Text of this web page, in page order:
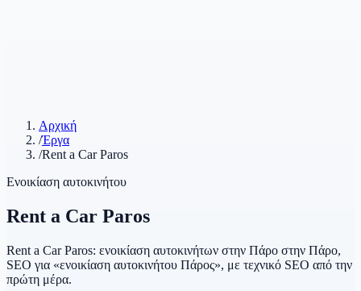
Αρχική
/Έργα
/Rent a Car Paros
Ενοικίαση αυτοκινήτου
Rent a Car Paros
Rent a Car Paros: ενοικίαση αυτοκινήτων στην Πάρο στην Πάρο,
SEO για «ενοικίαση αυτοκινήτου Πάρος», με τεχνικό SEO από την
πρώτη μέρα.